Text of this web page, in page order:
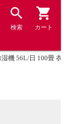
検索 カート
機 56L/日 100畳 衣